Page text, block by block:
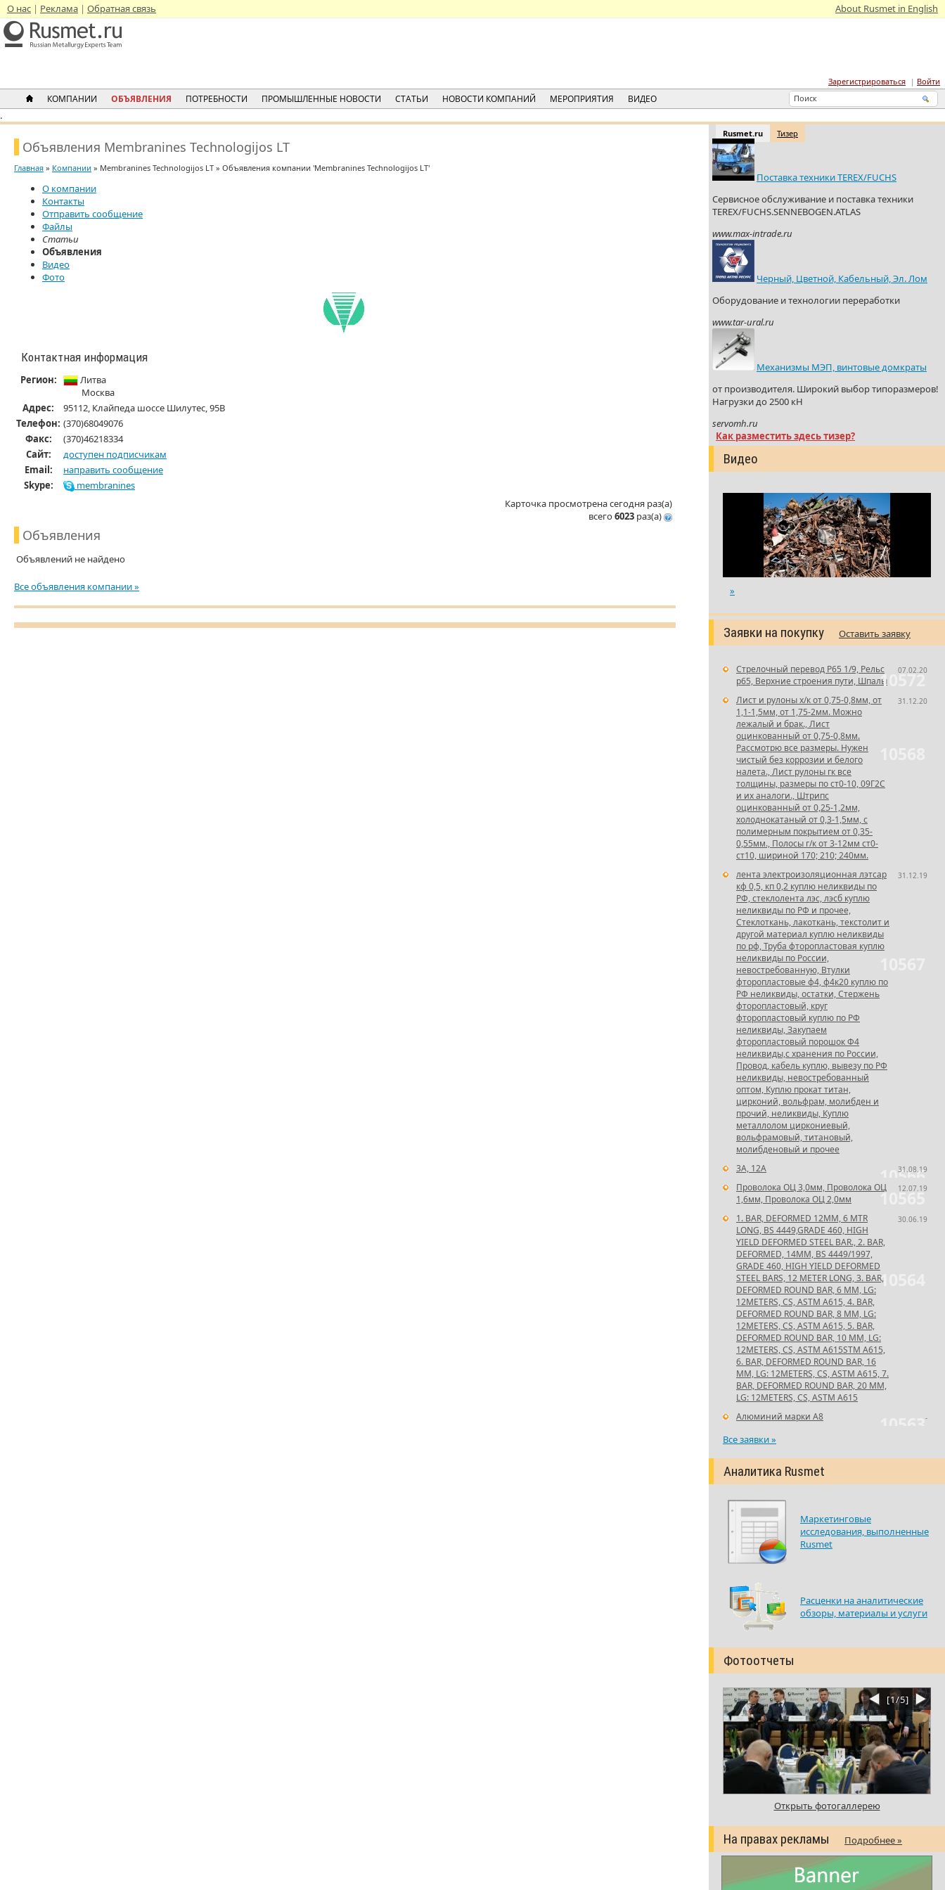
О нас Реклама Обратная связь About Rusmet in English
Зарегистрироваться Войти
КОМПАНИИ ОБЪЯВЛЕНИЯ ПОТРЕБНОСТИ ПРОМЫШЛЕННЫЕ НОВОСТИ СТАТЬИ НОВОСТИ КОМПАНИЙ МЕРОПРИЯТИЯ ВИДЕО
.
Rusmet.ru Тизер
Поставка техники TEREX/FUCHS
Сервисное обслуживание и поставка техники
TEREX/FUCHS.SENNEBOGEN.ATLAS
www.max-intrade.ru
Черный, Цветной, Кабельный, Эл. Лом
Оборудование и технологии переработки
www.tar-ural.ru
Механизмы МЭП, винтовые домкраты
от производителя. Широкий выбор типоразмеров!
Нагрузки до 2500 кН
servomh.ru
Как разместить здесь тизер?
Видео
»
Заявки на покупку Оставить заявку
10572
07.02.20
Стрелочный перевод Р65 1/9, Рельс
р65, Верхние строения пути, Шпалы
31.12.20
Лист и рулоны х/к от 0,75-0,8мм, от
1,1-1,5мм, от 1,75-2мм. Можно
лежалый и брак., Лист
оцинкованный от 0,75-0,8мм.
Рассмотрю все размеры. Нужен
чистый без коррозии и белого
налета., Лист рулоны гк все
толщины, размеры по ст0-10, 09Г2С
и их аналоги., Штрипс
оцинкованный от 0,25-1,2мм,
холоднокатаный от 0,3-1,5мм, с
полимерным покрытием от 0,35-
0,55мм., Полосы г/к от 3-12мм ст0-
ст10, шириной 170; 210; 240мм.
31.12.19
лента электроизоляционная лэтсар
кф 0,5, кп 0,2 куплю неликвиды по
РФ, стеклолента лэс, лэсб куплю
неликвиды по РФ и прочее,
Стеклоткань, лакоткань, текстолит и
другой материал куплю неликвиды
по рф, Труба фторопластовая куплю
неликвиды по России,
невостребованную, Втулки
фторопластовые ф4, ф4к20 куплю по
РФ неликвиды, остатки, Стержень
фторопластовый, круг
фторопластовый куплю по РФ
неликвиды, Закупаем
фторопластовый порошок Ф4
неликвиды,с хранения по России,
Провод, кабель куплю, вывезу по РФ
неликвиды, невостребованный
оптом, Куплю прокат титан,
цирконий, вольфрам, молибден и
прочий, неликвиды, Куплю
металлолом циркониевый,
вольфрамовый, титановый,
молибденовый и прочее
10566
31.08.19
3А, 12А
10565
12.07.19
Проволока ОЦ 3,0мм, Проволока ОЦ
1,6мм, Проволока ОЦ 2,0мм
10564
30.06.19
1. BAR, DEFORMED 12MM, 6 MTR
LONG, BS 4449,GRADE 460, HIGH
YIELD DEFORMED STEEL BAR., 2. BAR,
DEFORMED, 14MM, BS 4449/1997,
GRADE 460, HIGH YIELD DEFORMED
STEEL BARS, 12 METER LONG, 3. BAR,
DEFORMED ROUND BAR, 6 MM, LG:
12METERS, CS, ASTM A615, 4. BAR,
DEFORMED ROUND BAR, 8 MM, LG:
12METERS, CS, ASTM A615, 5. BAR,
DEFORMED ROUND BAR, 10 MM, LG:
12METERS, CS, ASTM A615STM A615,
6. BAR, DEFORMED ROUND BAR, 16
MM, LG: 12METERS, CS, ASTM A615, 7.
BAR, DEFORMED ROUND BAR, 20 MM,
LG: 12METERS, CS, ASTM A615
-
Алюминий марки А8
Все заявки »
Аналитика Rusmet
Маркетинговые
исследования, выполненные
Rusmet
Расценки на аналитические
обзоры, материалы и услуги
Фотоотчеты
Открыть фотогаллерею
[1/5]
На правах рекламы Подробнее »
Объявления Membranines Technologijos LT
Главная » Компании » Membranines Technologijos LT » Объявления компании 'Membranines Technologijos LT'
О компании
Контакты
Отправить сообщение
Файлы
Статьи
Объявления
Видео
Фото
Контактная информация
Регион:
Литва
Москва
Адрес:
95112, Клайпеда шоссе Шилутес, 95В
Телефон: (370)68049076
Факс:
(370)46218334
Cайт:
доступен подписчикам
Email:
направить сообщение
Skype:
membranines
Карточка просмотрена сегодня раз(a)
всего6023раз(a)
Объявления
Объявлений не найдено
Все объявления компании »